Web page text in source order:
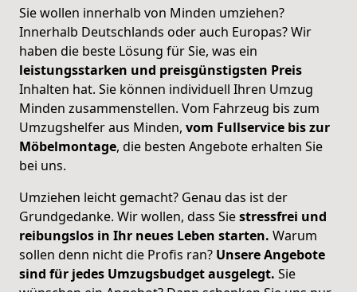
Sie wollen innerhalb von Minden umziehen?
Innerhalb Deutschlands oder auch Europas? Wir
haben die beste Lösung für Sie, was ein
leistungsstarken und preisgünstigsten Preis
Inhalten hat. Sie können individuell Ihren Umzug
Minden zusammenstellen. Vom Fahrzeug bis zum
Umzugshelfer aus Minden, vom Fullservice bis zur
Möbelmontage, die besten Angebote erhalten Sie
bei uns.
Umziehen leicht gemacht? Genau das ist der
Grundgedanke. Wir wollen, dass Siestressfrei und
reibungslos in Ihr neues Leben starten. Warum
sollen denn nicht die Profis ran? Unsere Angebote
sind für jedes Umzugsbudget ausgelegt. Sie